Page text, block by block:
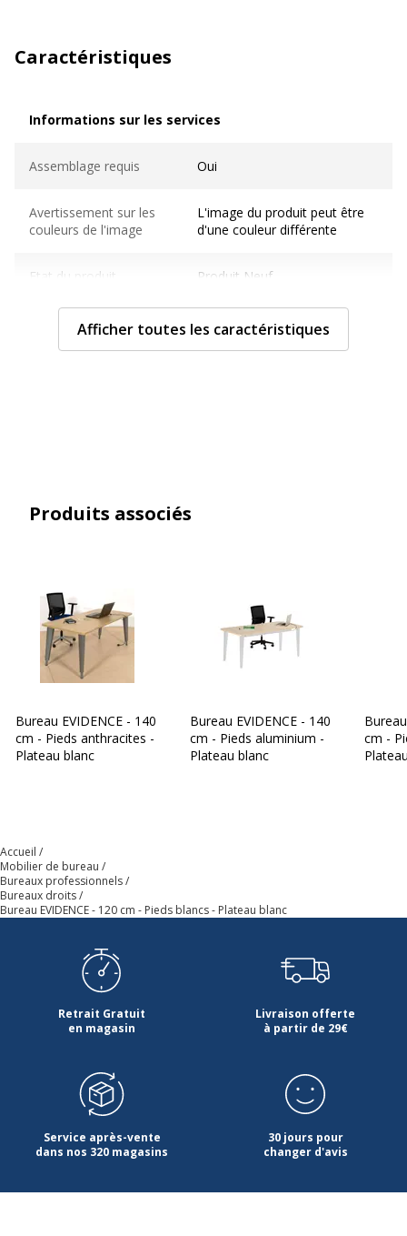
Caractéristiques
Informations sur les services
Assemblage requis Oui
Avertissement sur les
couleurs de l'image
L'image du produit peut être
d'une couleur différente
Etat du produit Produit Neuf
Normes de conformité
Finition Blanc
Modèle
Quantité incluse
Type de bureau Bureau droit
Couleur
Épaisseur
Largeur du plateau
Matériau
Panneau de particules
Nature de la Finition
surface supèrieur
Profondeur
Afficher toutes les caractéristiques
Produits associés
Bureau EVIDENCE - 140
cm - Pieds anthracites -
Plateau blanc
Bureau EVIDENCE - 140
cm - Pieds aluminium -
Plateau blanc
cm -
Accueil
Mobilier de bureau
Bureaux professionnels
Bureaux droits
Bureau EVIDENCE - 120 cm - Pieds blancs - Plateau blanc
Retrait Gratuit
en magasin
Livraison offerte
à partir de 29€
Service après-vente
dans nos 320 magasins
30 jours pour
changer d'avis